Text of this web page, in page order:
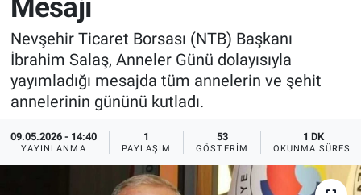
Mesajı
Nevşehir Ticaret Borsası (NTB) Başkanı
İbrahim Salaş, Anneler Günü dolayısıyla
yayımladığı mesajda tüm annelerin ve şehit
annelerinin gününü kutladı.
09.05.2026 - 14:40
YAYINLANMA
1
PAYLAŞIM
53
GÖSTERIM
1 DK
OKUNMA SÜRESI
Sağlık
Yerel
Genel
Asayiş
İlan - Duyuru- Mesaj
Türkiye Gündemi
Sizden Gelenler
Yaşam
İlan - Duyuru- Mesaj
Türkiye Gündemi
Sizden Gelenler